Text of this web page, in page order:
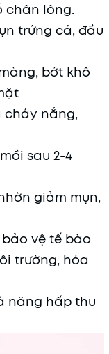
chân lông.
trứng cá, đầu
bớt khô
cháy nắng,
sau 2-4
giảm mụn,
vệ tế bào
trường, hóa
năng hấp thu